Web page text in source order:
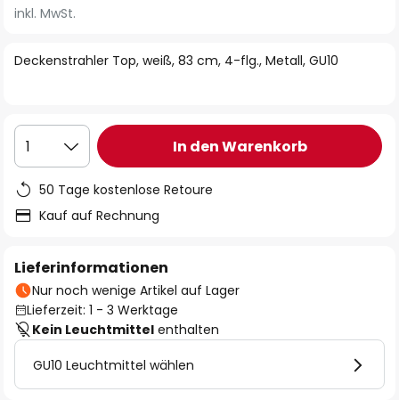
der
springen
Deckenstrahler Top, weiß, 83 cm, 4-flg., Metall, GU10
inkl. MwSt.
1 In den Warenkorb
50 Tage kostenlose Retoure
Kauf auf Rechnung
Lieferinformationen
Nur noch wenige Artikel auf Lager
Lieferzeit: 1 - 3 Werktage
Kein Leuchtmittel enthalten
GU10 Leuchtmittel wählen